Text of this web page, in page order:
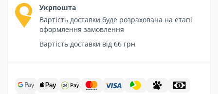
Укрпошта
Вартість доставки буде розрахована на етапі
оформлення замовлення
Вартість доставки від 66 грн